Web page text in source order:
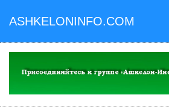
ASHKELONINFO.COM